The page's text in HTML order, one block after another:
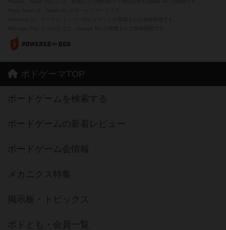
ボドゲーマTOP
ボードゲームを検索する
ボードゲームの新着レビュー
ボードゲーム会情報
メカニクス特集
掲示板・トピックス
ボドとも・会員一覧